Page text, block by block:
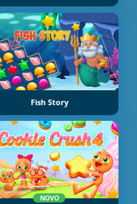
Fish Story
NOVO